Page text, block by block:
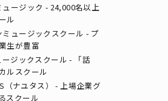
ュージック - 24,000名以上
ル
ミュージックスクール - プ
生が豊富
ージックスクール - 「話
ルスクール
（ナユタス） - 上場企業グ
スクール